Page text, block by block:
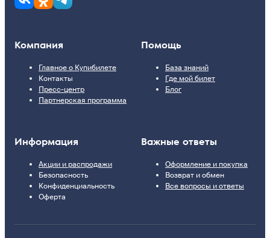
Компания
Главное о Купибилете
Контакты
Пресс-центр
Партнерская программа
Помощь
База знаний
Где мой билет
Блог
Информация
Акции и распродажи
Безопасность
Конфиденциальность
Оферта
Важные ответы
Оформление и покупка
Возврат и обмен
Все вопросы и ответы